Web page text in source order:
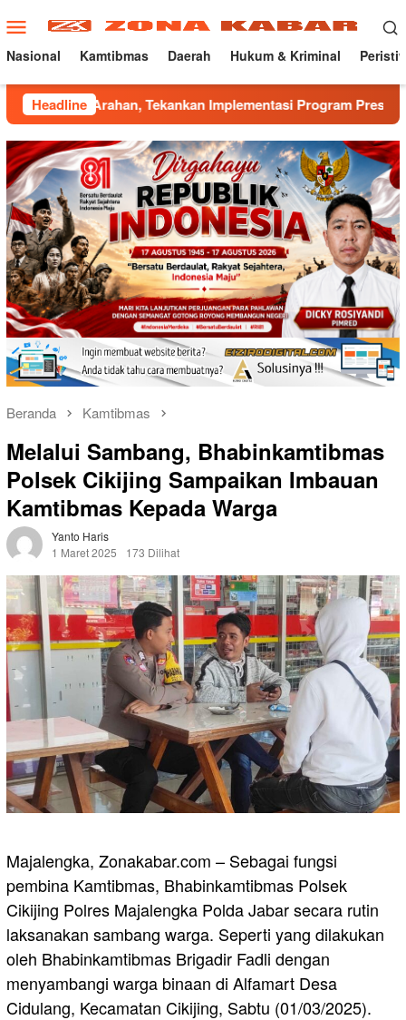
ke
konten
Menu
Mobile
Nasional Kamtibmas Daerah Hukum & Kriminal
Headline
Tekankan Implementasi Program Presisi Kapolri
Beranda Kamtibmas
Melalui Sambang, Bhabinkamtibmas
Polsek Cikijing Sampaikan Imbauan
Kamtibmas Kepada Warga
Yanto Haris
1 Maret 2025
173 Dilihat
Majalengka, Zonakabar.com – Sebagai fungsi
pembina Kamtibmas, Bhabinkamtibmas Polsek
Cikijing Polres Majalengka Polda Jabar secara rutin
laksanakan sambang warga. Seperti yang dilakukan
oleh Bhabinkamtibmas Brigadir Fadli dengan
menyambangi warga binaan di Alfamart Desa
Cidulang, Kecamatan Cikijing, Sabtu (01/03/2025).